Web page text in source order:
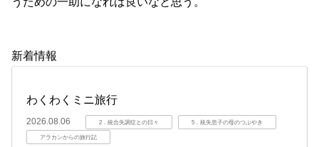
新着情報
わくわくミニ旅行
2026.08.06 2．統合失調症との日々 5．統失息子の母のつぶやき
アラカンからの旅行記